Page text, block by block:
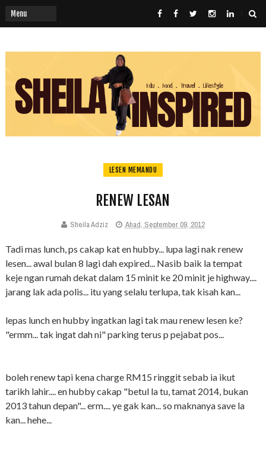
LESEN MEMANDU
RENEW LESAN
Sheila Adziz Ahad, September 09, 2012
Tadi mas lunch, ps cakap kat en hubby... lupa lagi nak renew
lesen... awal bulan 8 lagi dah expired... Nasib baik la tempat
keje ngan rumah dekat dalam 15 minit ke 20 minit je highway....
jarang lak ada polis... itu yang selalu terlupa, tak kisah kan...
lepas lunch en hubby ingatkan lagi tak mau renew lesen ke?
"ermm... tak ingat dah ni" parking terus p pejabat pos...
boleh renew tapi kena charge RM15 ringgit sebab ia ikut
tarikh lahir.... en hubby cakap "betul la tu, tamat 2014, bukan
2013 tahun depan"... erm.... ye gak kan... so maknanya save la
kan... hehe...